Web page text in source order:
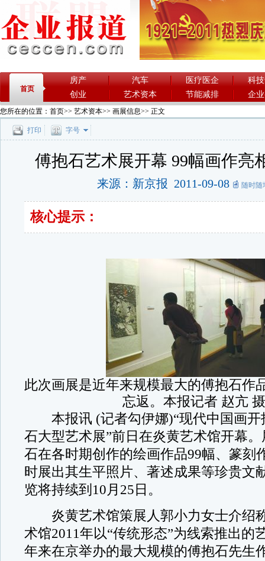
首页
房产 汽车 医疗医企
科
创业
艺术资本 节能减排 企
您所在的位置： 首页>> 艺术资本>> 画展信息>> 正文
打印 字号
傅抱石艺术展开幕 99幅画作亮
来源：新京报 2011-09-08 随时随
核心提示：
此次画展是近年来规模最大的傅抱石作
忘返。本报记者 赵亢
本报讯 (记者勾伊娜)“现代中国画
石大型艺术展”前日在炎黄艺术馆开幕
石在各时期创作的绘画作品99幅、篆刻
时展出其生平照片、著述成果等珍贵文
览将持续到10月25日。
炎黄艺术馆策展人郭小力女士介绍
术馆2011年以“传统形态”为线索推出的
年来在京举办的最大规模的傅抱石先生